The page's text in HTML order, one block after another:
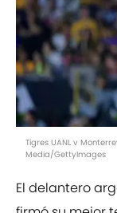
Tigres UANL v
Media/GettyImages
El delantero